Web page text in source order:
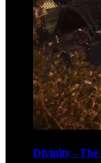
Divinity - The